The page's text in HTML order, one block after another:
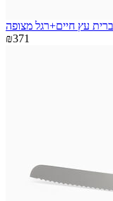
עץ חיים+רגל מצופה
₪371